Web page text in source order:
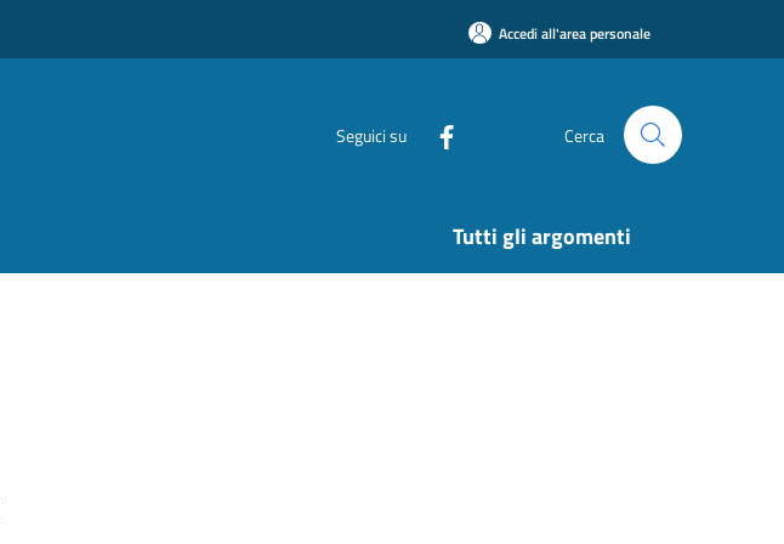
Accedi all'area personale
Seguici su Cerca
Tutti gli argomenti